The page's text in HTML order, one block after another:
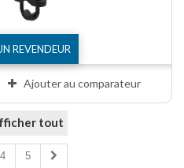
REVENDEUR
Ajouter au comparateur
tout
4 5